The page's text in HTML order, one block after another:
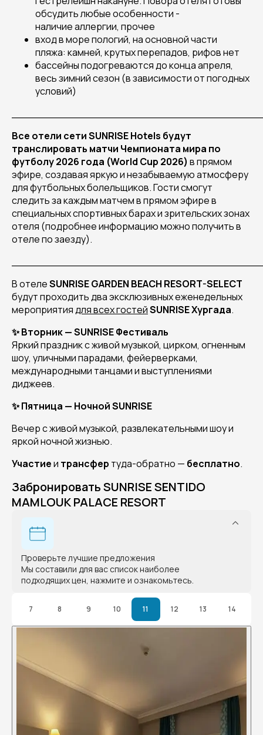
обсудить любые особенности -
наличие аллергии, прочее
вход в море пологий, на основной части
пляжа: камней, крутых перепадов, рифов нет
бассейны подогреваются до конца апреля,
весь зимний сезон (в зависимости от погодных
условий)
Все отели сети SUNRISE Hotels будут
транслировать матчи Чемпионата мира по
футболу 2026 года (World Cup 2026) в прямом
эфире, создавая яркую и незабываемую атмосферу
для футбольных болельщиков. Гости смогут
следить за каждым матчем в прямом эфире в
специальных спортивных барах и зрительских зонах
отеля (подробнее информацию можно получить в
отеле по заезду).
В отелеSUNRISE GARDEN BEACH RESORT-SELECT
будут проходить два эксклюзивных еженедельных
мероприятиядля всех гостейSUNRISE Хургада.
✨ Вторник — SUNRISE Фестиваль
Яркий праздник с живой музыкой, цирком, огненным
шоу, уличными парадами, фейерверками,
международными танцами и выступлениями
диджеев.
✨ Пятница — Ночной SUNRISE
Вечер с живой музыкой, развлекательными шоу и
яркой ночной жизнью.
Участиеи трансфер туда-обратно — бесплатно.
Забронировать SUNRISE SENTIDO
MAMLOUK PALACE RESORT
Проверьте лучшие предложения
Мы составили для вас список наиболее
подходящих цен, нажмите и ознакомьтесь.
7 8 9 10 11 12 13 14